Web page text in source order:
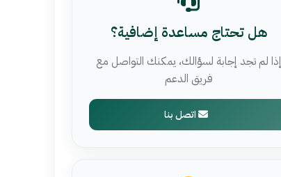
هل تحتاج مساعدة إضافية؟
إذا لم تجد إجابة لسؤالك، يمكنك التواصل مع
فريق الدعم
اتصل بنا